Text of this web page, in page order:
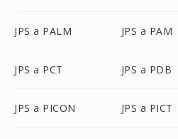
JPS a PALM JPS a PAM
JPS a PCT JPS a PDB
JPS a PICON JPS a PICT